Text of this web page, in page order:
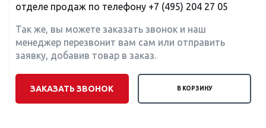
отделе продаж по телефону +7 (495) 204 27 05
Так же, вы можете заказать звонок и наш
менеджер перезвонит вам сам или отправить
заявку, добавив товар в заказ.
ЗАКАЗАТЬ ЗВОНОК В КОРЗИНУ